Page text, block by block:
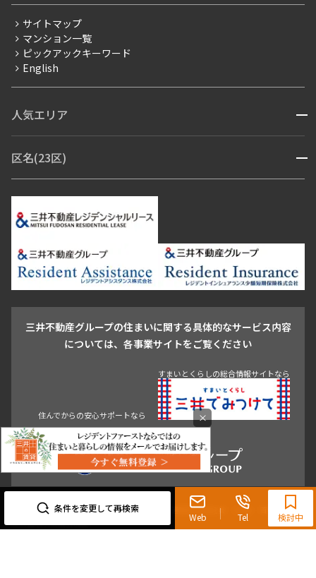
条件を変更して再検索
Web Tel
0120-321-719
9:30~18:00（水曜定休）
検討中
賃料改定
フリーレント
ペット可
ブランドマンション
サイトマップ
マンション一覧
ピックアックキーワード
English
人気エリア 開閉
青山・表参道・原宿
芝浦・汐留・品川
月島・勝どき・豊洲
目白・高田馬場・早稲田
中野・荻窪
池尻大橋・三軒茶屋
祐天寺・学芸大学・自由が丘
駒沢・用賀・二子玉川
成城・砧
池袋・板橋・王子
青山 渋谷 東京・大手町 新宿 品川
目黒・中目黒
区名(23区) 開閉
豊島区
杉並区 板橋区
葛飾区
江戸川区
三井不動産グループの住まいに関する具体的なサービス内容
については、各事業サイトをご覧ください
住んでからの安心サポートなら
すまいとくらしの総合情報サイトなら
東京都知事（3）第96482号 （一社） 不動産流通経営協会会員 （公社） 首都圏不動
産公正取引協議会加盟
×